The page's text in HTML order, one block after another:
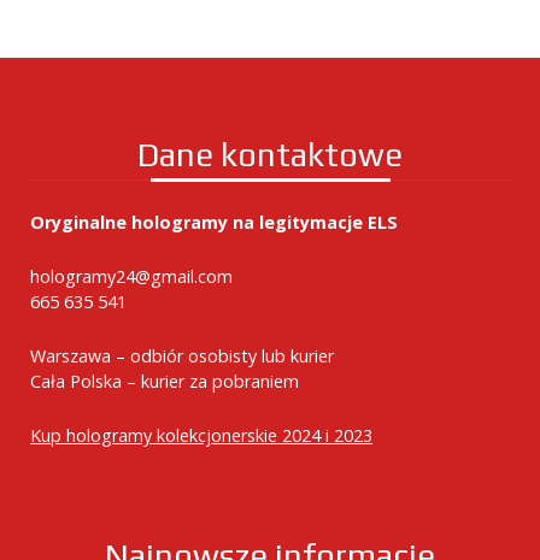
Dane kontaktowe
Oryginalne hologramy na legitymacje ELS
hologramy24@gmail.com
665 635 541
Warszawa – odbiór osobisty lub kurier
Cała Polska – kurier za pobraniem
Kup hologramy kolekcjonerskie 2024 i 2023